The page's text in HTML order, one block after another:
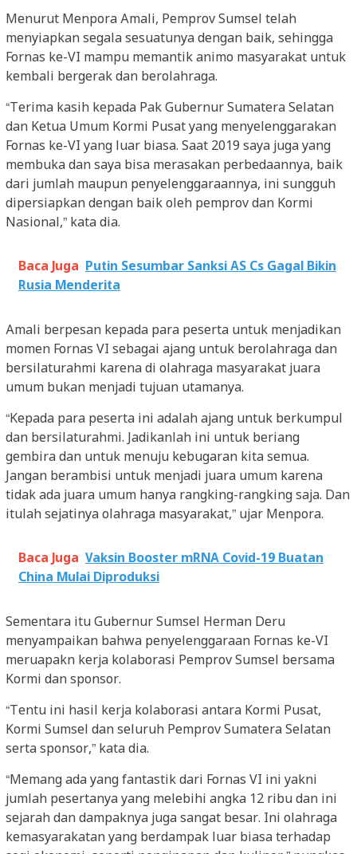
Menurut Menpora Amali, Pemprov Sumsel telah
menyiapkan segala sesuatunya dengan baik, sehingga
Fornas ke-VI mampu memantik animo masyarakat untuk
kembali bergerak dan berolahraga.
“Terima kasih kepada Pak Gubernur Sumatera Selatan
dan Ketua Umum Kormi Pusat yang menyelenggarakan
Fornas ke-VI yang luar biasa. Saat 2019 saya juga yang
membuka dan saya bisa merasakan perbedaannya, baik
dari jumlah maupun penyelenggaraannya, ini sungguh
dipersiapkan dengan baik oleh pemprov dan Kormi
Nasional,” kata dia.
Baca Juga Putin Sesumbar Sanksi AS Cs Gagal Bikin
Rusia Menderita
Amali berpesan kepada para peserta untuk menjadikan
momen Fornas VI sebagai ajang untuk berolahraga dan
bersilaturahmi karena di olahraga masyarakat juara
umum bukan menjadi tujuan utamanya.
“Kepada para peserta ini adalah ajang untuk berkumpul
dan bersilaturahmi. Jadikanlah ini untuk beriang
gembira dan untuk menuju kebugaran kita semua.
Jangan berambisi untuk menjadi juara umum karena
tidak ada juara umum hanya rangking-rangking saja. Dan
itulah sejatinya olahraga masyarakat,” ujar Menpora.
Baca Juga Vaksin Booster mRNA Covid-19 Buatan
China Mulai Diproduksi
Sementara itu Gubernur Sumsel Herman Deru
menyampaikan bahwa penyelenggaraan Fornas ke-VI
meruapakn kerja kolaborasi Pemprov Sumsel bersama
Kormi dan sponsor.
“Tentu ini hasil kerja kolaborasi antara Kormi Pusat,
Kormi Sumsel dan seluruh Pemprov Sumatera Selatan
serta sponsor,” kata dia.
“Memang ada yang fantastik dari Fornas VI ini yakni
jumlah pesertanya yang melebihi angka 12 ribu dan ini
sejarah dan dampaknya juga sangat besar. Ini olahraga
kemasyarakatan yang berdampak luar biasa terhadap